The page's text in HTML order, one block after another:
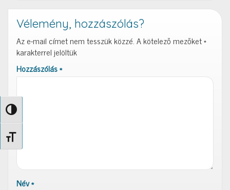
Nagy kontraszt váltása
Betűméret váltása
Vélemény, hozzászólás?
Az e-mail címet nem tesszük közzé.A kötelező mezőket*
karakterrel jelöltük
Hozzászólás*
Név*